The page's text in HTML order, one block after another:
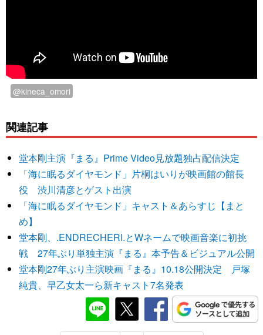
@kineca_omori
関連記事
堂本剛主演『まる』Prime Video見放題独占配信決定
「海に眠るダイヤモンド」片桐はいりが映画館の館長
役 渋川清彦とゲスト出演
「海に眠るダイヤモンド」キャスト＆あらすじ【まと
め】
堂本剛、.ENDRECHERI.とWネームで映画音楽に初挑
戦 27年ぶり単独主演『まる』本予告＆ビジュアル公開
堂本剛27年ぶり主演映画『まる』10.18公開決定 戸塚
純貴、早乙女太一ら新キャスト7名発表